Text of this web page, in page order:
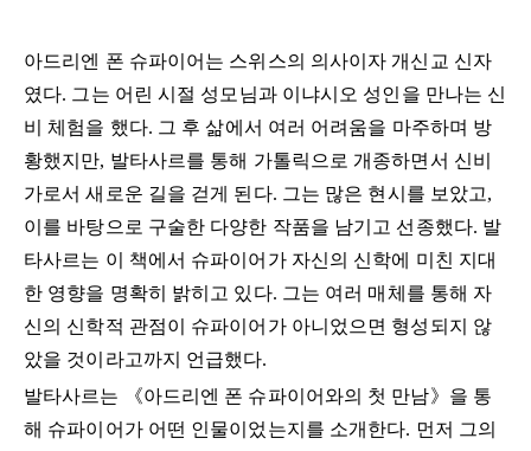
아드리엔 폰 슈파이어는 스위스의 의사이자 개신교 신자
였다. 그는 어린 시절 성모님과 이냐시오 성인을 만나는 신
비 체험을 했다. 그 후 삶에서 여러 어려움을 마주하며 방
황했지만, 발타사르를 통해 가톨릭으로 개종하면서 신비
가로서 새로운 길을 걷게 된다. 그는 많은 현시를 보았고,
이를 바탕으로 구술한 다양한 작품을 남기고 선종했다. 발
타사르는 이 책에서 슈파이어가 자신의 신학에 미친 지대
한 영향을 명확히 밝히고 있다. 그는 여러 매체를 통해 자
신의 신학적 관점이 슈파이어가 아니었으면 형성되지 않
았을 것이라고까지 언급했다.
발타사르는 《아드리엔 폰 슈파이어와의 첫 만남》을 통
해 슈파이어가 어떤 인물이었는지를 소개한다. 먼저 그의